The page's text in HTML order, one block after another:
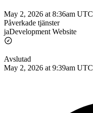
May 2, 2026 at 8:36am UTC
Påverkade tjänster
jaDevelopment Website
Avslutad
May 2, 2026 at 9:39am UTC